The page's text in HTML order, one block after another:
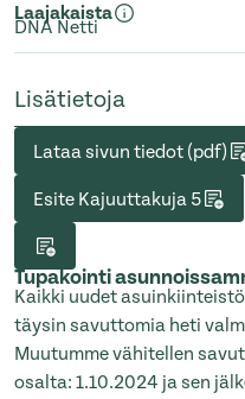
Laajakaista
DNA Netti
Lisätietoja
Lataa sivun tiedot (pdf)
Esite Kajuuttakuja 5
Tupakointi
Kaikki uudet
täysin savuttomia heti
Muutumme vähitellen
osalta: 1.10.2024 ja sen